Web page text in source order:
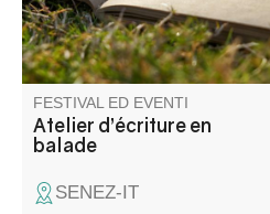
territoire autrement et laisser
émerger votre expression.
FESTIVAL ED EVENTI
Atelier d’écriture en
balade
SENEZ-IT